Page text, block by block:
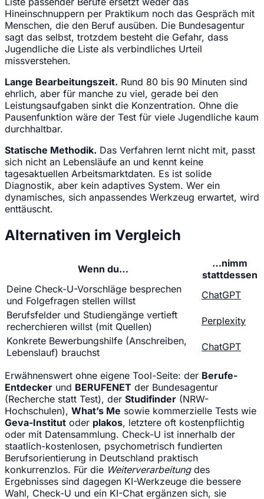
Hineinschnuppern per Praktikum noch das Gespräch mit
Menschen, die den Beruf ausüben. Die Bundesagentur
sagt das selbst, trotzdem besteht die Gefahr, dass
Jugendliche die Liste als verbindliches Urteil
missverstehen.
Lange Bearbeitungszeit. Rund 80 bis 90 Minuten sind
ehrlich, aber für manche zu viel, gerade bei den
Leistungsaufgaben sinkt die Konzentration. Ohne die
Pausenfunktion wäre der Test für viele Jugendliche kaum
durchhaltbar.
Statische Methodik. Das Verfahren lernt nicht mit, passt
sich nicht an Lebensläufe an und kennt keine
tagesaktuellen Arbeitsmarktdaten. Es ist solide
Diagnostik, aber kein adaptives System. Wer ein
dynamisches, sich anpassendes Werkzeug erwartet, wird
enttäuscht.
Alternativen im Vergleich
Wenn du…
…nimm
stattdessen
Deine Check-U-Vorschläge besprechen
und Folgefragen stellen willst
ChatGPT
Berufsfelder und Studiengänge vertieft
recherchieren willst (mit Quellen)
Perplexity
Konkrete Bewerbungshilfe (Anschreiben,
Lebenslauf) brauchst
ChatGPT
Erwähnenswert ohne eigene Tool-Seite: der Berufe-
Entdecker und BERUFENET der Bundesagentur
(Recherche statt Test), der Studifinder (NRW-
Hochschulen), What’s Me sowie kommerzielle Tests wie
Geva-Institut oder plakos, letztere oft kostenpflichtig
oder mit Datensammlung. Check-U ist innerhalb der
staatlich-kostenlosen, psychometrisch fundierten
Berufsorientierung in Deutschland praktisch
konkurrenzlos. Für die Weiterverarbeitungdes
Ergebnisses sind dagegen KI-Werkzeuge die bessere
Wahl, Check-U und ein KI-Chat ergänzen sich, sie